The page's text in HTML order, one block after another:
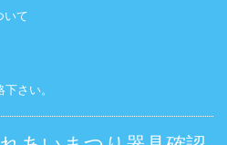
いて
さい。